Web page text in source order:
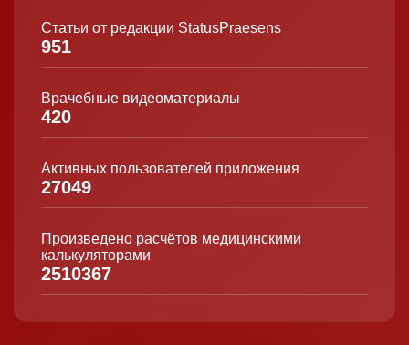
Статьи от редакции StatusPraesens
951
Врачебные видеоматериалы
420
Активных пользователей приложения
27049
Произведено расчётов медицинскими
калькуляторами
2510367